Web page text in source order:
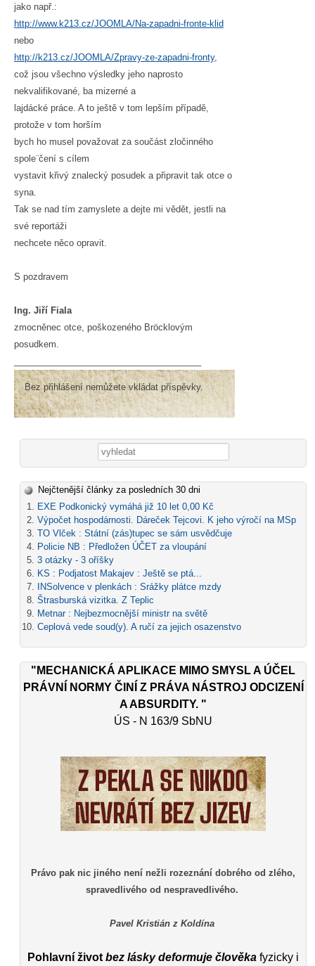
jako např.:
http://www.k213.cz/JOOMLA/Na-zapadni-fronte-klid
nebo
http://k213.cz/JOOMLA/Zpravy-ze-zapadni-fronty,
což jsou všechno výsledky jeho naprosto
nekvalifikované, ba mizerné a
lajdácké práce. A to ještě v tom lepším případě,
protože v tom horším
bych ho musel považovat za součást zločinného
spole¨čení s cílem
vystavit křivý znalecký posudek a připravit tak otce o
syna.
Tak se nad tím zamyslete a dejte mi vědět, jestli na
své reportáži
nechcete něco opravit.
S pozdravem
Ing. Jiří Fiala
zmocněnec otce, poškozeného Bröcklovým
posudkem.
Bez přihlášení nemůžete vkládat příspěvky.
Vyhledávání
Nejčtenější články za posledních 30 dni
EXE Podkonický vymáhá již 10 let 0,00 Kč
Výpočet hospodárnosti. Dáreček Tejcovi. K jeho výročí na MSp
TO Vlček : Státní (zás)tupec se sám usvědčuje
Policie NB : Předložen ÚČET za vloupání
3 otázky - 3 oříšky
KS : Podjatost Makajev : Ještě se ptá...
INSolvence v plenkách : Srážky plátce mzdy
Štrasburská vizitka. Z Teplic
Metnar : Nejbezmocnější ministr na světě
Ceplová vede soud(y). A ručí za jejich osazenstvo
"MECHANICKÁ APLIKACE MIMO SMYSL A ÚČEL
PRÁVNÍ NORMY ČINÍ Z PRÁVA NÁSTROJ ODCIZENÍ
A ABSURDITY. "
ÚS - N 163/9 SbNU
Právo pak nic jiného není nežli rozeznání dobrého od zlého,
spravedlivého od nespravedlivého.
Pavel Kristián z Koldína
Pohlavní život bez lásky deformuje člověka fyzicky i